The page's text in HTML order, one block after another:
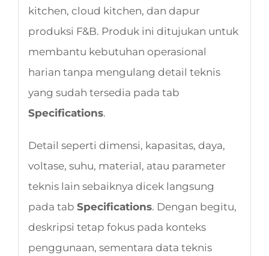
kitchen, cloud kitchen, dan dapur
produksi F&B. Produk ini ditujukan untuk
membantu kebutuhan operasional
harian tanpa mengulang detail teknis
yang sudah tersedia pada tab
Specifications.
Detail seperti dimensi, kapasitas, daya,
voltase, suhu, material, atau parameter
teknis lain sebaiknya dicek langsung
pada tab Specifications. Dengan begitu,
deskripsi tetap fokus pada konteks
penggunaan, sementara data teknis